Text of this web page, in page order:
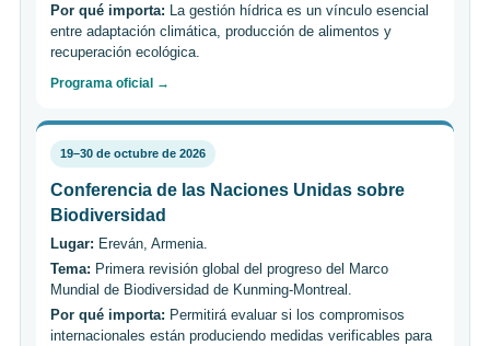
Por qué importa: La gestión hídrica es un vínculo esencial
entre adaptación climática, producción de alimentos y
recuperación ecológica.
Programa oficial →
19–30 de octubre de 2026
Conferencia de las Naciones Unidas sobre
Biodiversidad
Lugar: Ereván, Armenia.
Tema: Primera revisión global del progreso del Marco
Mundial de Biodiversidad de Kunming-Montreal.
Por qué importa: Permitirá evaluar si los compromisos
internacionales están produciendo medidas verificables para